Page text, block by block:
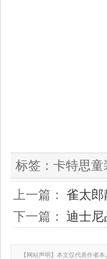
标签： 卡特思童
上一篇： 雀太
下一篇： 迪士
【网站声明】本文仅代表作者